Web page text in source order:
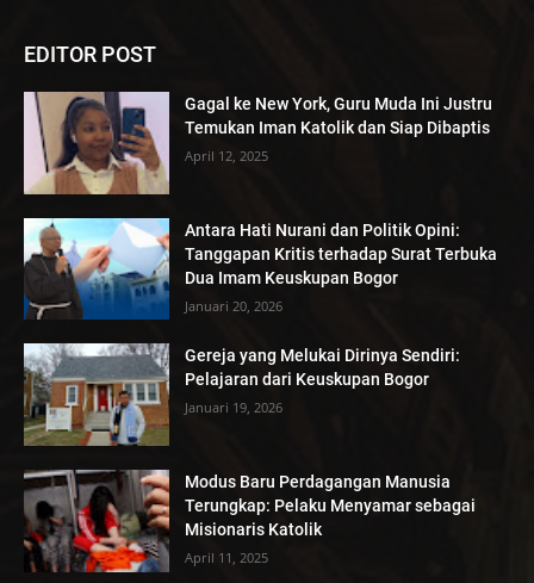
EDITOR POST
Gagal ke New York, Guru Muda Ini Justru
Temukan Iman Katolik dan Siap Dibaptis
April 12, 2025
Antara Hati Nurani dan Politik Opini:
Tanggapan Kritis terhadap Surat Terbuka
Dua Imam Keuskupan Bogor
Januari 20, 2026
Gereja yang Melukai Dirinya Sendiri:
Pelajaran dari Keuskupan Bogor
Januari 19, 2026
Modus Baru Perdagangan Manusia
Terungkap: Pelaku Menyamar sebagai
Misionaris Katolik
April 11, 2025